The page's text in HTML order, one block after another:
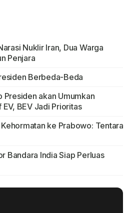
Nuklir Iran, Dua Warga
Penjara
Berbeda-Beda
Presiden akan Umumkan
BEV Jadi Prioritas
ke Prabowo: Tentara
Bandara India Siap Perluas